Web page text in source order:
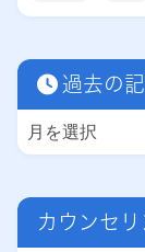
過去の
カウンセ